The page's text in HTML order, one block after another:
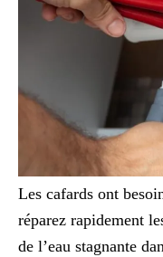
Les cafards ont
réparez rapidement
de l’eau stagnante